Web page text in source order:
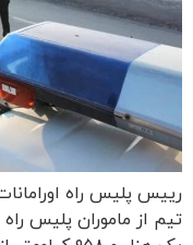
رییس پلیس راه
تیم از ماموران پلیس